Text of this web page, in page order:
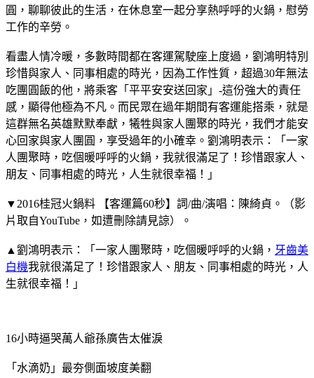
圓，聊聊彼此的生活，在休息室一起分享熱呼呼的火鍋，慰勞
工作的辛勞。
看盡人情冷暖，多數時間都在客運駕駛座上度過，劉鴻明特別
珍惜與家人、同事相處的時光，因為工作性質，超過30年無法
吃團圓飯的他，將乘客「平平安安送回家」-這份強大的責任
感，顯得他極為不凡。而民眾在過年期間有客運能搭乘，就是
這群無名英雄默默奉獻，犧牲與家人團聚的時光，我們才能安
心回家與家人團圓，享受過年的小確幸。劉鴻明表示：「一家
人團聚時，吃個暖呼呼的火鍋，我就很滿足了！珍惜跟家人、
朋友、同事相處的時光，人生就很幸福！」
▼2016桂冠火鍋料 【客運篇60秒】詞/曲/演唱：陳綺貞。（影
片取自YouTube，如遭刪除請見諒）。
▲劉鴻明表示：「一家人團聚時，吃個暖呼呼的火鍋， 牙齒美
白機我就很滿足了！珍惜跟家人、朋友、同事相處的時光，人
生就很幸福！」
16小時逼哭萬人爺孫廣告太催淚
「水滴奶」最夯側面坡度美翻